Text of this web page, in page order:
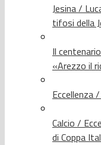
Jesina /
tifosi della
Il
«Arezzo il
Eccellenza
Calcio /
di Coppa